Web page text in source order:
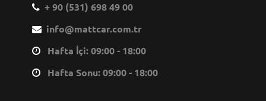
+ 90 (531) 698 49 00
info@mattcar.com.tr
Hafta İçi: 09:00 - 18:00
Hafta Sonu: 09:00 - 18:00